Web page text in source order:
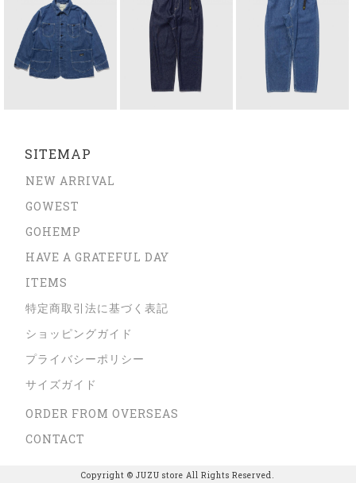
SITEMAP
NEW ARRIVAL
GOWEST
GOHEMP
HAVE A GRATEFUL DAY
ITEMS
特定商取引法に基づく表記
ショッピングガイド
プライバシーポリシー
サイズガイド
ORDER FROM OVERSEAS
CONTACT
Copyright © JUZU store All Rights Reserved.